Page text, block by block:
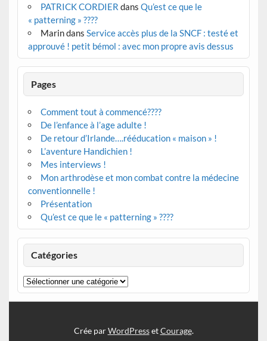
PATRICK CORDIER dans Qu’est ce que le
« patterning » ????
Marindans Service accès plus de la SNCF : testé et
approuvé ! petit bémol : avec mon propre avis dessus
Pages
Comment tout à commencé????
De l’enfance à l’age adulte !
De retour d’Irlande….rééducation « maison » !
L’aventure Handichien !
Mes interviews !
Mon arthrodèse et mon combat contre la médecine
conventionnelle !
Présentation
Qu’est ce que le « patterning » ????
Catégories
Catégories
Crée parWordPressetCourage.